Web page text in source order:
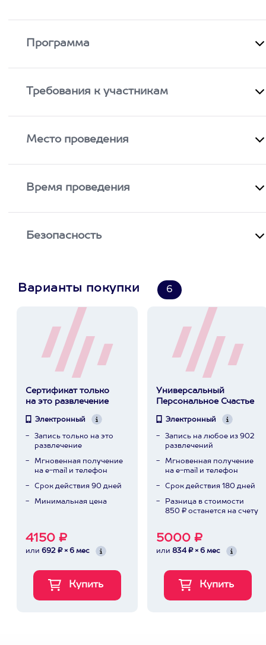
Программа
Требования к участникам
Место проведения
Время проведения
Безопасность
Варианты покупки 6
Сертификат только
на это развлечение
Электронный
Запись только на это
развлечение
Мгновенная получение
на e-mail и телефон
Срок действия 90 дней
Минимальная цена
4150 ₽
или 692 ₽ × 6 мес
Универсальный
Персональное Счастье
Электронный
Запись на любое из 902
развлечений
Мгновенная получение
на e-mail и телефон
Срок действия 180 дней
Разница в стоимости
850 ₽ останется на счету
5000 ₽
или 834 ₽ × 6 мес